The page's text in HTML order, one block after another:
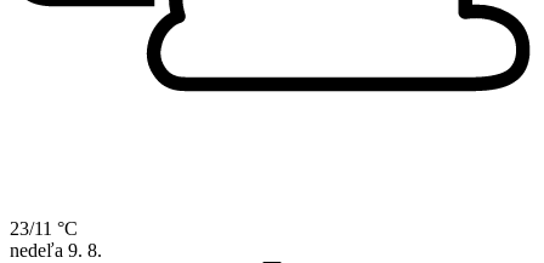
23/11 °C
nedeľa 9. 8.